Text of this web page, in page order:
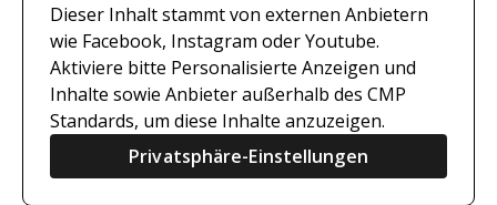
Dieser Inhalt stammt von externen Anbietern
wie Facebook, Instagram oder Youtube.
Aktiviere bitte Personalisierte Anzeigen und
Inhalte sowie Anbieter außerhalb des CMP
Standards, um diese Inhalte anzuzeigen.
Privatsphäre-Einstellungen